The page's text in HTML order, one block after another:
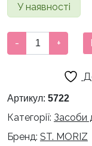
У наявності
Сонцезахисний
спрей
St
Suncare
SPF
- +
Артикул: 5722
Категорії: Засоби
Бренд: ST. MORIZ